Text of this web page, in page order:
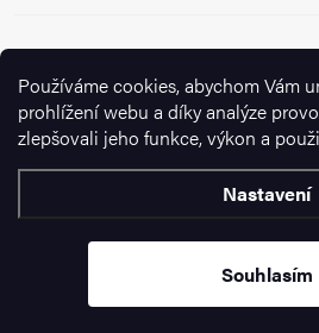
Používáme cookies, abychom Vám
prohlížení webu a díky analýze
zlepšovali jeho funkce, výkon a
Nastavení
Souhlasím
Sledujte